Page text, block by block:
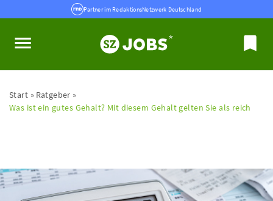
Partner im RedaktionsNetzwerk Deutschland
Start
Ratgeber
Was ist ein gutes Gehalt? Mit diesem Gehalt gelten Sie als reich